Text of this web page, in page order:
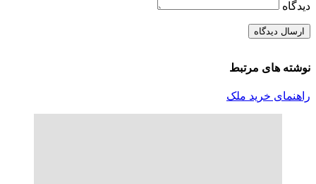
دیدگاه
نوشته های مرتبط
راهنمای خرید ملک